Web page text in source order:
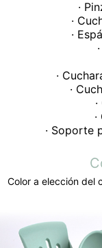
·
·
·
·
·
· Soporte
Color a elección del